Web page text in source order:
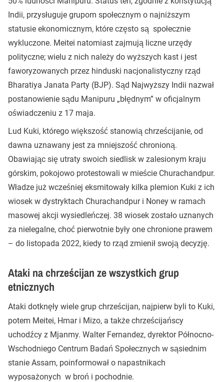
Indii, przysługuje grupom społecznym o najniższym
statusie ekonomicznym, które często są społecznie
wykluczone. Meitei natomiast zajmują liczne urzędy
polityczne; wielu z nich należy do wyższych kast i jest
faworyzowanych przez hinduski nacjonalistyczny rząd
Bharatiya Janata Party (BJP). Sąd Najwyższy Indii nazwał
postanowienie sądu Manipuru „błędnym” w oficjalnym
oświadczeniu z 17 maja.
Lud Kuki, którego większość stanowią chrześcijanie, od
dawna uznawany jest za mniejszość chronioną.
Obawiając się utraty swoich siedlisk w zalesionym kraju
górskim, pokojowo protestowali w mieście Churachandpur.
Władze już wcześniej eksmitowały kilka plemion Kuki z ich
wiosek w dystryktach Churachandpur i Noney w ramach
masowej akcji wysiedleńczej. 38 wiosek zostało uznanych
za nielegalne, choć pierwotnie były one chronione prawem
– do listopada 2022, kiedy to rząd zmienił swoją decyzję.
Ataki na chrześcijan ze wszystkich grup
etnicznych
Ataki dotknęły wiele grup chrześcijan, najpierw byli to Kuki,
potem Meitei, Hmar i Mizo, a także chrześcijańscy
uchodźcy z Mjanmy. Walter Fernandez, dyrektor Północno-
Wschodniego Centrum Badań Społecznych w sąsiednim
stanie Assam, poinformował o napastnikach
wyposażonych w broń i pochodnie.